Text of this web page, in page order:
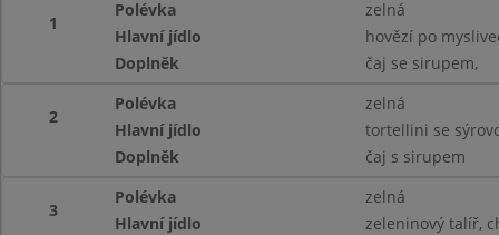
1
Polévka
zelná
Hlavní jídlo
hovězí po
Doplněk
čaj se sirupem,
2
Polévka
zelná
Hlavní jídlo
tortellini se
Doplněk
čaj s sirupem
3
Polévka
zelná
Hlavní jídlo
zeleninový talíř,